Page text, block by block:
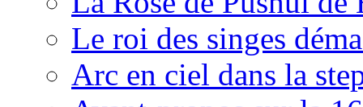
Le roi des singes
Arc en ciel dans la